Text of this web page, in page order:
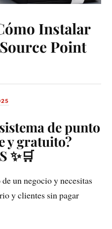
Instalar
Point
de punto
y gratuito?
✨🛒
un negocio y necesitas
y clientes sin pagar